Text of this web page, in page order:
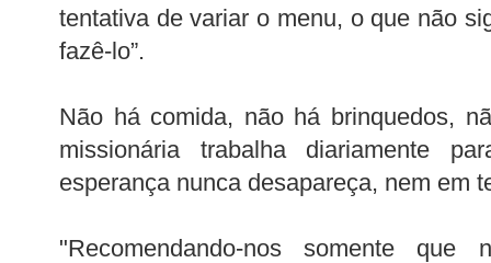
tentativa de variar o menu, o que não
fazê-lo”.
Não há comida, não há brinquedos,
missionária trabalha diariamente
esperança nunca desapareça, nem em
"Recomendando-nos somente que